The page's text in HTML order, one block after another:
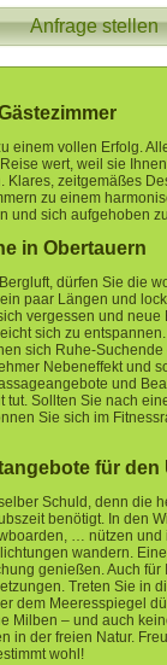
Anfrage stellen
einem vollen Erfolg.
wert, weil sie
zeitgemäßes
zu einem
und sich aufgehoben
in Obertauern
dürfen Sie die
paar Längen und
vergessen und
sich zu
sich Ruhe-
Nebeneffekt und
und
tut. Sollten Sie nach
Sie sich im
für den
Schuld, denn die
benötigt. In den
… nützen
wandern.
genießen. Auch
Treten Sie in
dem Meeresspiegel
Milben – und auch
in der freien Natur.
wohl!